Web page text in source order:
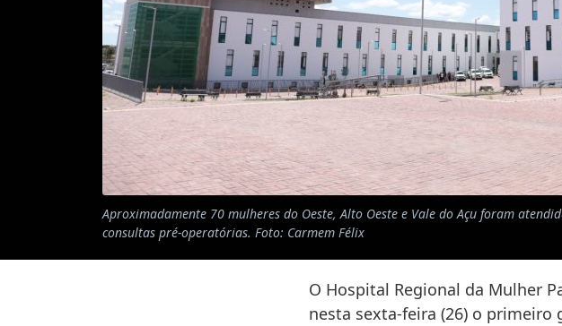
Aproximadamente 70 mulheres do Oeste, Alto Oeste e Vale do Açu foram
consultas pré-operatórias. Foto: Carmem Félix
O Hospital Regional da Mulher
nesta sexta-feira (26) o